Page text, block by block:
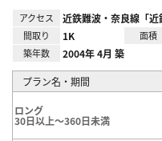
アクセス 近鉄難波・奈良線「近
間取り 1K 面積
築年数 2004年 4月 築
プラン名・期間
ロング
30日以上～360日未満